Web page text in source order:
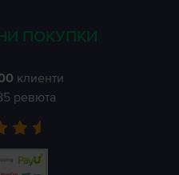
ПОКУПКИ
клиенти
ревюта